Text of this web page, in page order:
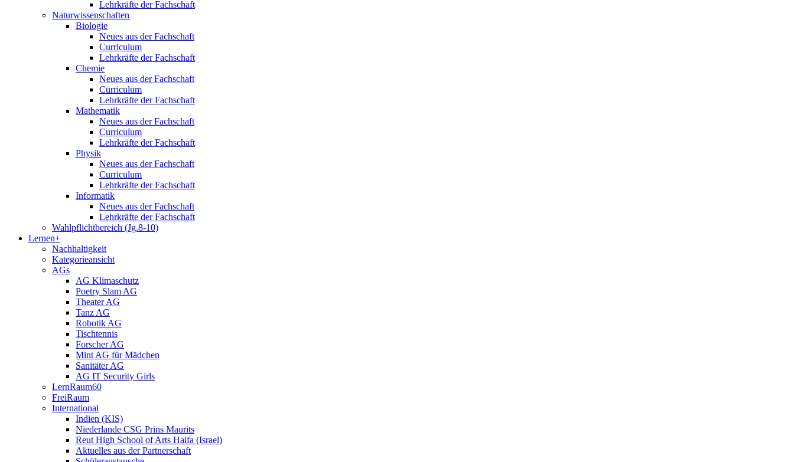
Lehrkräfte der Fachschaft
Naturwissenschaften
Biologie
Neues aus der Fachschaft
Curriculum
Lehrkräfte der Fachschaft
Chemie
Neues aus der Fachschaft
Curriculum
Lehrkräfte der Fachschaft
Mathematik
Neues aus der Fachschaft
Curriculum
Lehrkräfte der Fachschaft
Physik
Neues aus der Fachschaft
Curriculum
Lehrkräfte der Fachschaft
Informatik
Neues aus der Fachschaft
Lehrkräfte der Fachschaft
Wahlpflichtbereich (Jg.8-10)
Lernen+
Nachhaltigkeit
Kategorieansicht
AGs
AG Klimaschutz
Poetry Slam AG
Theater AG
Tanz AG
Robotik AG
Tischtennis
Forscher AG
Mint AG für Mädchen
Sanitäter AG
AG IT Security Girls
LernRaum60
FreiRaum
International
Indien (KIS)
Niederlande CSG Prins Maurits
Reut High School of Arts Haifa (Israel)
Aktuelles aus der Partnerschaft